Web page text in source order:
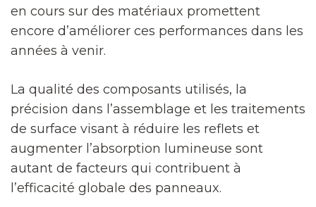
en cours sur des matériaux promettent
encore d’améliorer ces performances dans les
années à venir.
La qualité des composants utilisés, la
précision dans l’assemblage et les traitements
de surface visant à réduire les reflets et
augmenter l’absorption lumineuse sont
autant de facteurs qui contribuent à
l’efficacité globale des panneaux.